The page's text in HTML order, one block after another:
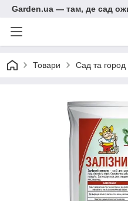
Garden.ua — там, де сад
Товари Сад та город